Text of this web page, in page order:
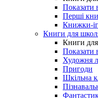
Показати
Перші
Книжки-
Книги для
Книги
Показати
Художня
Пригоди
Шкільна